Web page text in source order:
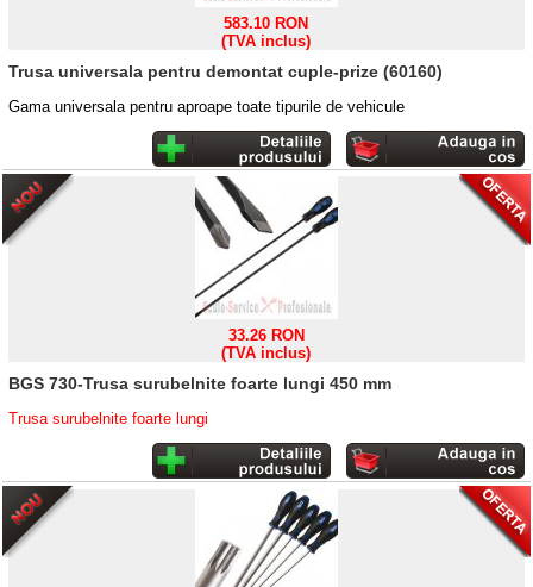
583.10 RON
(TVA inclus)
Trusa universala pentru demontat cuple-prize (60160)
Gama universala pentru aproape toate tipurile de vehicule
33.26 RON
(TVA inclus)
BGS 730-Trusa surubelnite foarte lungi 450 mm
Trusa surubelnite foarte lungi